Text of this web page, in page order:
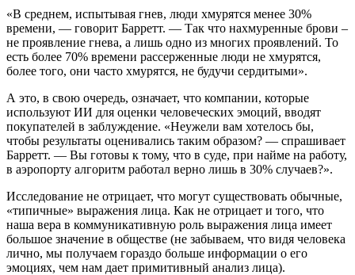
«В среднем, испытывая гнев, люди хмурятся менее 30%
времени, — говорит Барретт. — Так что нахмуренные брови –
не проявление гнева, а лишь одно из многих проявлений. То
есть более 70% времени рассерженные люди не хмурятся,
более того, они часто хмурятся, не будучи сердитыми».
А это, в свою очередь, означает, что компании, которые
используют ИИ для оценки человеческих эмоций, вводят
покупателей в заблуждение. «Неужели вам хотелось бы,
чтобы результаты оценивались таким образом? — спрашивает
Барретт. — Вы готовы к тому, что в суде, при найме на работу,
в аэропорту алгоритм работал верно лишь в 30% случаев?».
Исследование не отрицает, что могут существовать обычные,
«типичные» выражения лица. Как не отрицает и того, что
наша вера в коммуникативную роль выражения лица имеет
большое значение в обществе (не забываем, что видя человека
лично, мы получаем гораздо больше информации о его
эмоциях, чем нам дает примитивный анализ лица).